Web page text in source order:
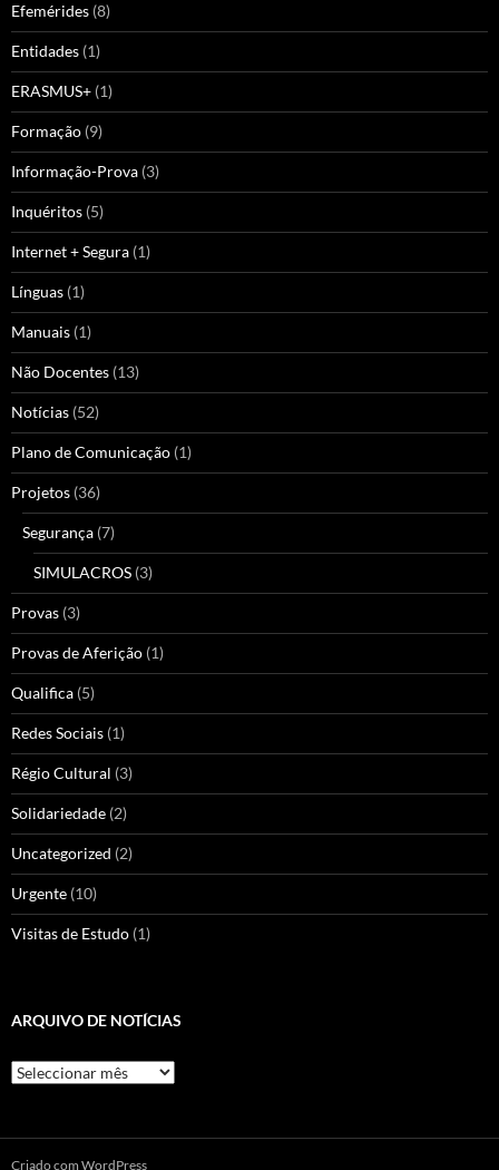
Efemérides (8)
Entidades (1)
ERASMUS+ (1)
Formação (9)
Informação-Prova (3)
Inquéritos (5)
Internet + Segura (1)
Línguas (1)
Manuais (1)
Não Docentes (13)
Notícias (52)
Plano de Comunicação (1)
Projetos (36)
Segurança (7)
SIMULACROS (3)
Provas (3)
Provas de Aferição (1)
Qualifica (5)
Redes Sociais (1)
Régio Cultural (3)
Solidariedade (2)
Uncategorized (2)
Urgente (10)
Visitas de Estudo (1)
ARQUIVO DE NOTÍCIAS
Arquivo
de
Criado com WordPress